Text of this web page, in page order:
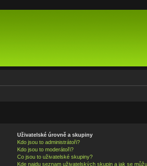
Uživatelské úrovně a skupiny
Kdo jsou to administrátoři?
Kdo jsou to moderátoři?
Co jsou to uživatelské skupiny?
Kde najdu seznam uživatelských skupin a jak se